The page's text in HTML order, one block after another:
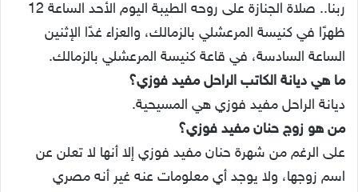
ربنا.. صلاة الجنازة على روحه الطيبة اليوم الأحد الساعة 12
ظهرًا في كنيسة المرعشلي بالزمالك، والعزاء غدًا الإثنين
الساعة السادسة، في قاعة كنيسة المرعشلي بالزمالك.
ما هي ديانة الكاتب الراحل مفيد فوزي؟
ديانة الراحل مفيد فوزي هي المسيحية.
من هو زوج حنان مفيد فوزي؟
على الرغم من شهرة حنان مفيد فوزي إلا أنها لا تعلن عن
اسم زوجها، ولا يوجد أي معلومات عنه غير أنه مصري